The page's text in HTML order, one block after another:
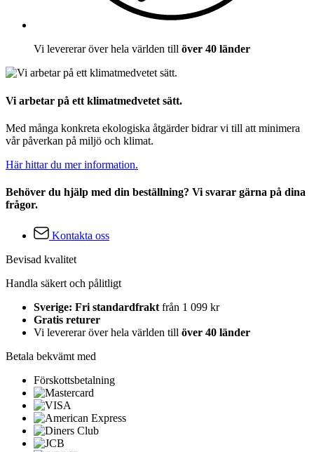
Vi levererar över hela världen till över 40 länder
Vi arbetar på ett klimatmedvetet sätt.
Med många konkreta ekologiska åtgärder bidrar vi till att minimera
vår påverkan på miljö och klimat.
Här hittar du mer information.
Behöver du hjälp med din beställning? Vi svarar gärna på dina
frågor.
Kontakta oss
Bevisad kvalitet
Handla säkert och pålitligt
Sverige: Fri standardfrakt från 1 099 kr
Gratis returer
Vi levererar över hela världen till över 40 länder
Betala bekvämt med
Förskottsbetalning